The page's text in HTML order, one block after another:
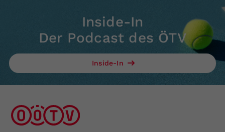
Inside-In
Der Podcast des ÖTV
Inside-In